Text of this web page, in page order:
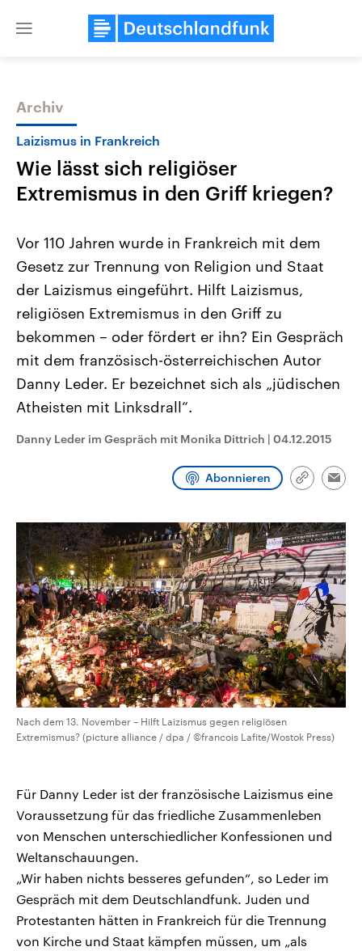
Close
Themen
Landtagswahl Sachsen-Anhalt
2026
Alle Informationen
Sachsen-Anhalt wählt am 6.
September 2026 einen neuen
Landtag. Seit 2021 wird das
Bundesland von einer Koalition aus
Umfragen, Prognosen,
Wahlprogramme, aktuelle Berichte
und Hintergründe zu den Parteien
Wahl.
USA
Aktuelle Beiträge,
Hintergründe
Wirtschaftlich und
gehören die Vereinigten
den mächtigsten Ländern
mit großem Einfluss auf
Sendungen Programm
Archiv
Laizismus in Frankreich
Wie lässt sich religiöser
Extremismus in den Griff kriegen?
Vor 110 Jahren wurde in Frankreich mit dem
Gesetz zur Trennung von Religion und Staat
der Laizismus eingeführt. Hilft Laizismus,
religiösen Extremismus in den Griff zu
bekommen – oder fördert er ihn? Ein Gespräch
mit dem französisch-österreichischen Autor
Danny Leder. Er bezeichnet sich als „jüdischen
Atheisten mit Linksdrall“.
Danny Leder im Gespräch mit Monika Dittrich | 04.12.2015
Abonnieren
Link
Nach dem 13. November – Hilft Laizismus gegen religiösen
Extremismus? (picture alliance / dpa / ©francois Lafite/Wostok Press)
Für Danny Leder ist der französische Laizismus eine
Voraussetzung für das friedliche Zusammenleben
von Menschen unterschiedlicher Konfessionen und
Weltanschauungen.
„Wir haben nichts besseres gefunden“, so Leder im
Gespräch mit dem Deutschlandfunk. Juden und
Protestanten hätten in Frankreich für die Trennung
von Kirche und Staat kämpfen müssen, um „als